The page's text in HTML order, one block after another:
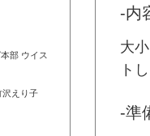
部 ウイス
沢えり子
-内
大
ト
-準